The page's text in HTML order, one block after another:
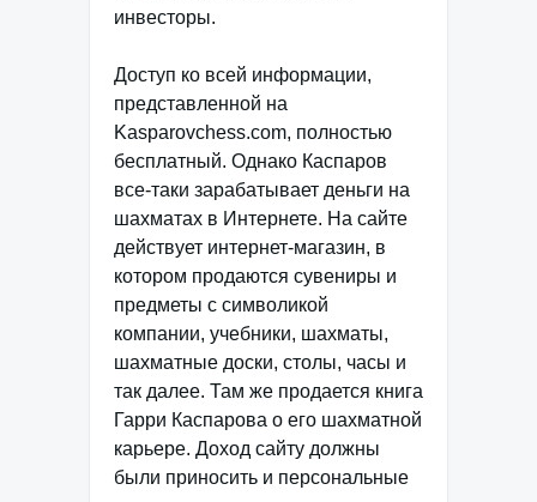
инвесторы.
Доступ ко всей информации,
представленной на
Kasparovchess.com, полностью
бесплатный. Однако Каспаров
все-таки зарабатывает деньги на
шахматах в Интернете. На сайте
действует интернет-магазин, в
котором продаются сувениры и
предметы с символикой
компании, учебники, шахматы,
шахматные доски, столы, часы и
так далее. Там же продается книга
Гарри Каспарова о его шахматной
карьере. Доход сайту должны
были приносить и персональные